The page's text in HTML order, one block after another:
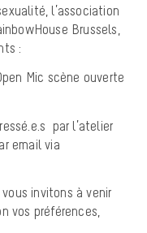
l’association
Brussels,
:
Mic scène ouverte
par l’atelier
email via
vous invitons à venir
vos préférences,